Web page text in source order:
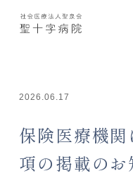
2026.06.17
保険医療機
項の掲載の